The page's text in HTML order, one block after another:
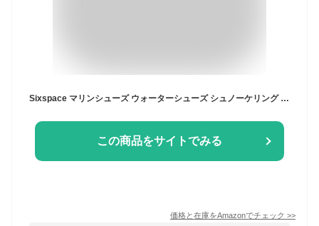
Sixspace マリンシューズ ウォーターシューズ シュノーケリング アクアシューズ ビーチサンダル 男女兼用 水陸両用 黒 28cm
この商品をサイトでみる
価格と在庫をAmazonでチェック >>